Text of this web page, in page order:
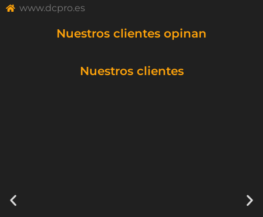
www.dcpro.es
Nuestros clientes opinan
Nuestros clientes